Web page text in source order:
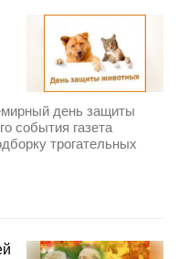
день защиты
события газета
трогательных